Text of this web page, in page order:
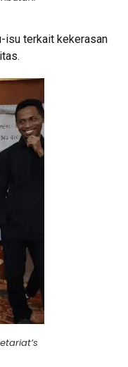
isu terkait kekerasan